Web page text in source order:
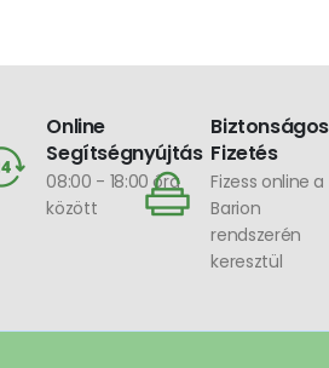
Online
Segítségnyújtás
08:00 - 18:00 óra
között
Biztonságos
Fizetés
Fizess online a
Barion
rendszerén
keresztül